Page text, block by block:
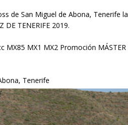
de San Miguel de Abona, Tenerife la
DE TENERIFE 2019.
MX85 MX1 MX2 Promoción MÁSTER
Tenerife